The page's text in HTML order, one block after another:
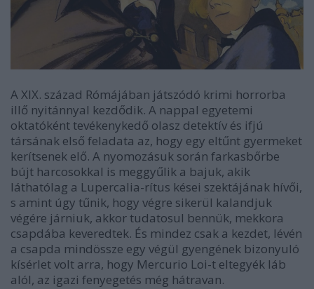
A XIX. század Rómájában játszódó krimi horrorba
illő nyitánnyal kezdődik. A nappal egyetemi
oktatóként tevékenykedő olasz detektív és ifjú
társának első feladata az, hogy egy eltűnt gyermeket
kerítsenek elő. A nyomozásuk során farkasbőrbe
bújt harcosokkal is meggyűlik a bajuk, akik
láthatólag a Lupercalia-rítus kései szektájának hívői,
s amint úgy tűnik, hogy végre sikerül kalandjuk
végére járniuk, akkor tudatosul bennük, mekkora
csapdába keveredtek. És mindez csak a kezdet, lévén
a csapda mindössze egy végül gyengének bizonyuló
kísérlet volt arra, hogy Mercurio Loi-t eltegyék láb
alól, az igazi fenyegetés még hátravan.